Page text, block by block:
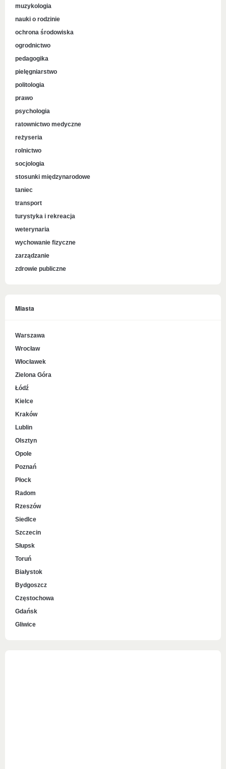
muzykologia
nauki o rodzinie
ochrona środowiska
ogrodnictwo
pedagogika
pielęgniarstwo
politologia
prawo
psychologia
ratownictwo medyczne
reżyseria
rolnictwo
socjologia
stosunki międzynarodowe
taniec
transport
turystyka i rekreacja
weterynaria
wychowanie fizyczne
zarządzanie
zdrowie publiczne
Miasta
Warszawa
Wrocław
Włocławek
Zielona Góra
Łódź
Kielce
Kraków
Lublin
Olsztyn
Opole
Poznań
Płock
Radom
Rzeszów
Siedlce
Szczecin
Słupsk
Toruń
Białystok
Bydgoszcz
Częstochowa
Gdańsk
Gliwice